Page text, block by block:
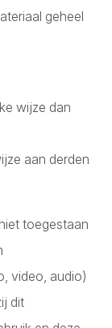
geheel
wijze dan
aan derden
toegestaan
video, audio)
dit